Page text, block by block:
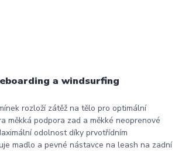
a windsurfing
rozloží zátěž na tělo pro optimální
měkká podpora zad a měkké neoprenové
odolnost díky prvotřídním
madlo a pevné nástavce na leash na zadní